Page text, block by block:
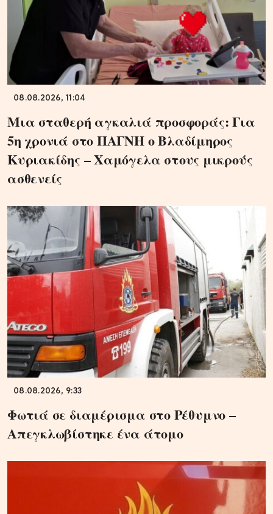
08.08.2026, 11:04
Μια σταθερή αγκαλιά προσφοράς: Για
5η χρονιά στο ΠΑΓΝΗ ο Βλαδίμηρος
Κυριακίδης – Χαμόγελα στους μικρούς
ασθενείς
08.08.2026, 9:33
Φωτιά σε διαμέρισμα στο Ρέθυμνο –
Απεγκλωβίστηκε ένα άτομο